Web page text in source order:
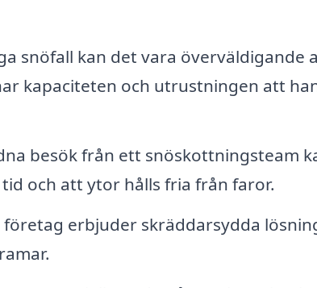
snöfall kan det vara överväldigande
kapaciteten och utrustningen att
besök från ett snöskottningsteam
och att ytor hålls fria från faror.
företag erbjuder skräddarsydda